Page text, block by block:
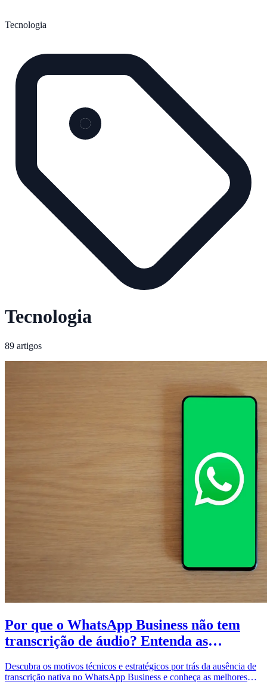
Tecnologia
Tecnologia
89 artigos
Por que o WhatsApp Business não tem
transcrição de áudio? Entenda as
Descubra os motivos técnicos e estratégicos por trás da ausência de
transcrição nativa no WhatsApp Business e conheça as melhores